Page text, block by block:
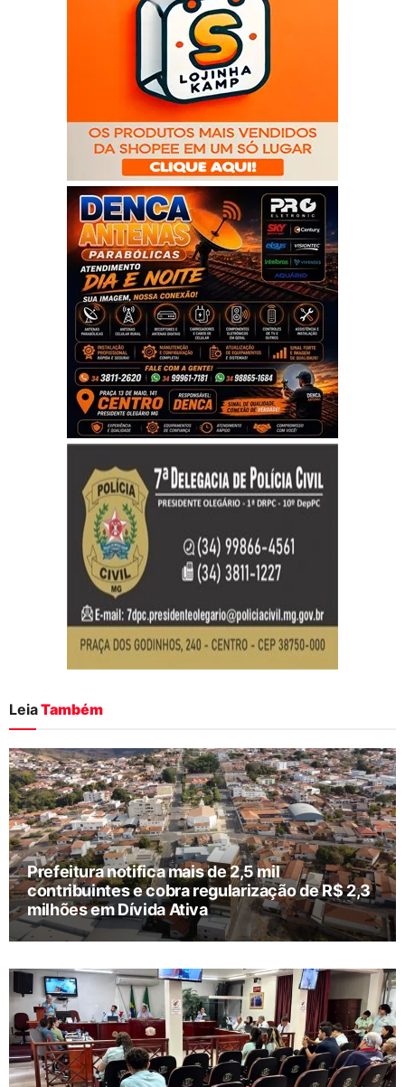
LeiaTambém
Prefeitura notifica mais de 2,5 mil
contribuintes e cobra regularização de R$ 2,3
milhões em Dívida Ativa